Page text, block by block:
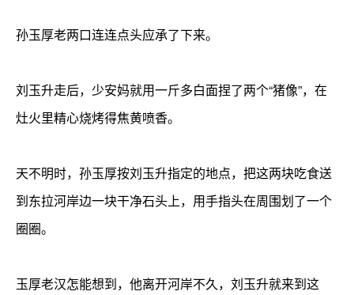
孙玉厚老两口连连点头应承了下来。
刘玉升走后，少安妈就用一斤多白面捏了两个“猪像”，在
灶火里精心烧烤得焦黄喷香。
天不明时，孙玉厚按刘玉升指定的地点，把这两块吃食送
到东拉河岸边一块干净石头上，用手指头在周围划了一个
圈圈。
玉厚老汉怎能想到，他离开河岸不久，刘玉升就来到这